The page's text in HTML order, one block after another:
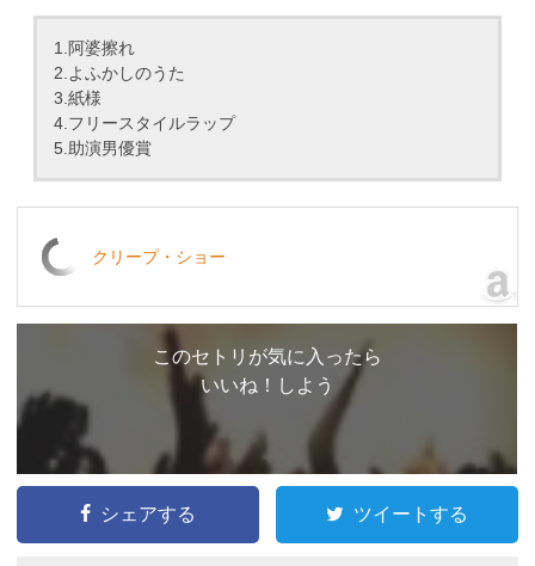
1.阿婆擦れ
2.よふかしのうた
3.紙様
4.フリースタイルラップ
5.助演男優賞
クリープ・ショー
このセトリが気に入ったら
いいね！しよう
シェアする ツイートする